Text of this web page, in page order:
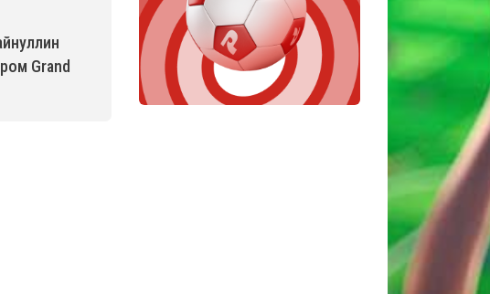
Grand